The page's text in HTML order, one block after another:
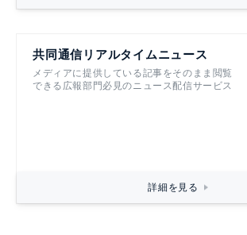
共同通信リアルタイムニュース
メディアに提供している記事をそのまま閲覧
できる広報部門必見のニュース配信サービス
詳細を見る